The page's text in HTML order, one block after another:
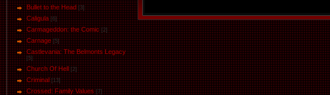
Bullet to the Head [3]
Caligula [6]
Carmageddon: the Comic [2]
Carnage [5]
Castlevania: The Belmonts Legacy
[5]
Church Of Hell [2]
Criminal [13]
Crossed: Family Values [7]